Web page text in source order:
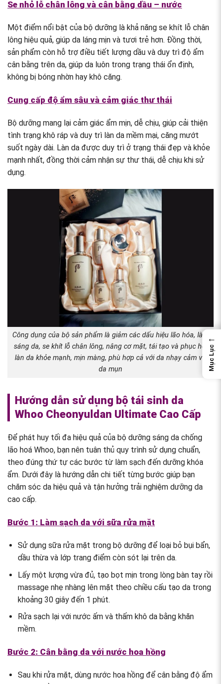
Se nhỏ lỗ chân lông và cân bằng dầu – nước
Một điểm nổi bật của bộ dưỡng là khả năng se khít lỗ chân
lông hiệu quả, giúp da láng mịn và tươi trẻ hơn. Đồng thời,
sản phẩm còn hỗ trợ điều tiết lượng dầu và duy trì độ ẩm
cân bằng trên da, giúp da luôn trong trạng thái ổn định,
không bị bóng nhờn hay khô căng.
Cung cấp độ ẩm sâu và cảm giác thư thái
Bộ dưỡng mang lại cảm giác ẩm mịn, dễ chịu, giúp cải thiện
tình trạng khô ráp và duy trì làn da mềm mại, căng mướt
suốt ngày dài. Làn da được duy trì ở trạng thái đẹp và khỏe
mạnh nhất, đồng thời cảm nhận sự thư thái, dễ chịu khi sử
dụng.
Công dụng của bộ sản phẩm là giảm các dấu hiệu lão hóa, làm
sáng da, se khít lỗ chân lông, nâng cơ mặt, tái tạo và phục hồi
làn da khỏe mạnh, mịn màng, phù hợp cả với da nhạy cảm và
da mụn
Hướng dẫn sử dụng bộ tái sinh da
Whoo Cheonyuldan Ultimate Cao Cấp
Để phát huy tối đa hiệu quả của bộ dưỡng sáng da chống
lão hoá Whoo, bạn nên tuân thủ quy trình sử dụng chuẩn,
theo đúng thứ tự các bước từ làm sạch đến dưỡng khóa
ẩm. Dưới đây là hướng dẫn chi tiết từng bước giúp bạn
chăm sóc da hiệu quả và tận hưởng trải nghiệm dưỡng da
cao cấp.
Bước 1: Làm sạch da với sữa rửa mặt
Sử dụng sữa rửa mặt trong bộ dưỡng để loại bỏ bụi bẩn,
dầu thừa và lớp trang điểm còn sót lại trên da.
Lấy một lượng vừa đủ, tạo bọt mịn trong lòng bàn tay rồi
massage nhẹ nhàng lên mặt theo chiều cấu tạo da trong
khoảng 30 giây đến 1 phút.
Rửa sạch lại với nước ấm và thấm khô da bằng khăn
mềm.
Bước 2: Cân bằng da với nước hoa hồng
Sau khi rửa mặt, dùng nước hoa hồng để cân bằng độ ẩm
←
Mục Lục